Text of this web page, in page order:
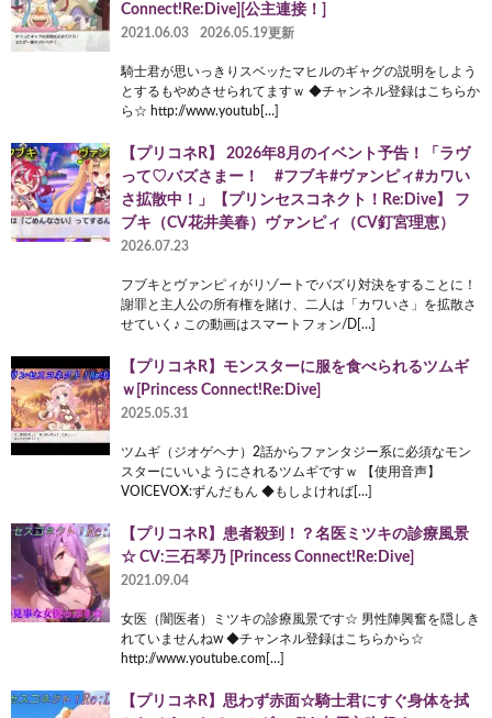
Connect!Re:Dive][公主連接！]
2021.06.03 2026.05.19更新
騎士君が思いっきりスベッたマヒルのギャグの説明をしよう
とするもやめさせられてますｗ ◆チャンネル登録はこちらか
ら☆ http://www.youtub[…]
【プリコネR】 2026年8月のイベント予告！「ラヴ
って♡バズさまー！ #フブキ#ヴァンピィ#カワい
さ拡散中！」【プリンセスコネクト！Re:Dive】 フ
ブキ（CV花井美春）ヴァンピィ（CV釘宮理恵）
2026.07.23
フブキとヴァンピィがリゾートでバズり対決をすることに！
謝罪と主人公の所有権を賭け、二人は「カワいさ」を拡散さ
せていく♪ この動画はスマートフォン/D[…]
【プリコネR】モンスターに服を食べられるツムギ
ｗ[Princess Connect!Re:Dive]
2025.05.31
ツムギ（ジオゲヘナ）2話からファンタジー系に必須なモン
スターにいいようにされるツムギですｗ 【使用音声】
VOICEVOX:ずんだもん ◆もしよければ[…]
【プリコネR】患者殺到！？名医ミツキの診療風景
☆ CV:三石琴乃 [Princess Connect!Re:Dive]
2021.09.04
女医（闇医者）ミツキの診療風景です☆ 男性陣興奮を隠しき
れていませんねw ◆チャンネル登録はこちらから☆
http://www.youtube.com[…]
【プリコネR】思わず赤面☆騎士君にすぐ身体を拭